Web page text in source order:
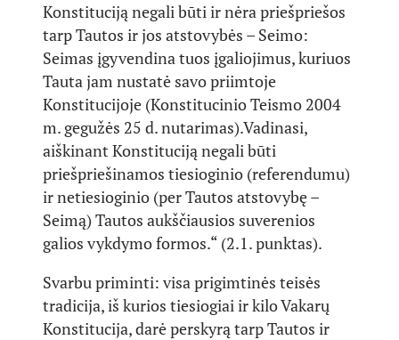
Konstituciją negali būti ir nėra priešpriešos
tarp Tautos ir jos atstovybės – Seimo:
Seimas įgyvendina tuos įgaliojimus, kuriuos
Tauta jam nustatė savo priimtoje
Konstitucijoje (Konstitucinio Teismo 2004
m. gegužės 25 d. nutarimas).Vadinasi,
aiškinant Konstituciją negali būti
priešpriešinamos tiesioginio (referendumu)
ir netiesioginio (per Tautos atstovybę –
Seimą) Tautos aukščiausios suverenios
galios vykdymo formos.“ (2.1. punktas).
Svarbu priminti: visa prigimtinės teisės
tradicija, iš kurios tiesiogiai ir kilo Vakarų
Konstitucija, darė perskyrą tarp Tautos ir